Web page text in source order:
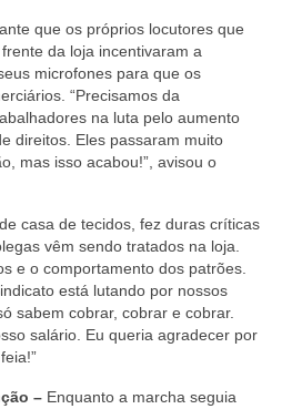
RJ
para Empresas
que os próprios locutores que
da loja incentivaram a
microfones para que os
“Precisamos da
na luta pelo aumento
direitos. Eles passaram muito
mas isso acabou!”, avisou o
casa de tecidos, fez duras críticas
vêm sendo tratados na loja.
e o comportamento dos patrões.
está lutando por nossos
sabem cobrar, cobrar e cobrar.
salário. Eu queria agradecer por
– Enquanto a marcha seguia